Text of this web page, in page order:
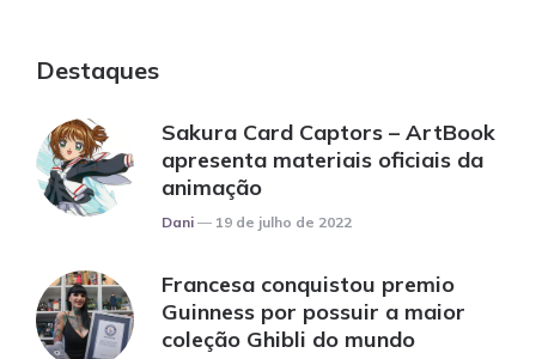
Destaques
Sakura Card Captors – ArtBook
apresenta materiais oficiais da
animação
Posted
Dani 19 de julho de 2022
Francesa conquistou premio
Guinness por possuir a maior
coleção Ghibli do mundo